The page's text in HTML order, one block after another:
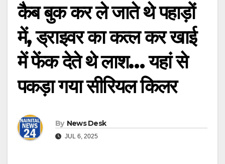
कैब बुक कर ले जाते थे पहाड़ों
में, ड्राइवर का कत्ल कर खाई
में फेंक देते थे लाश… यहां से
पकड़ा गया सीरियल किलर
By News Desk
JUL 6, 2025